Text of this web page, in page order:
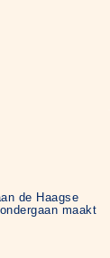
de Haagse
maakt